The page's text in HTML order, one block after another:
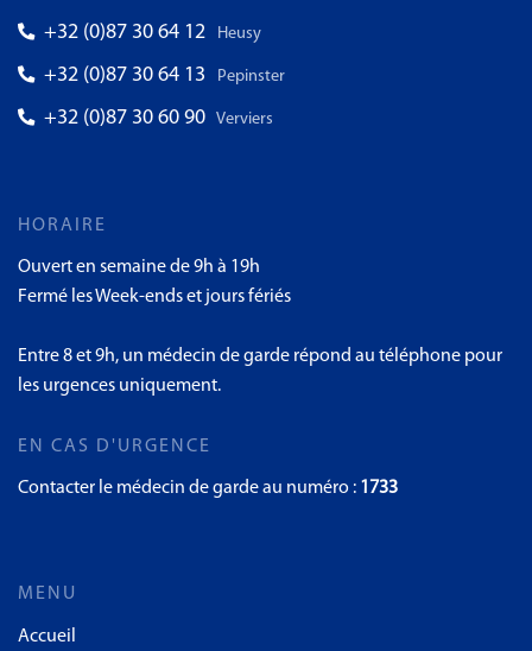
+32 (0)87 30 64 12 Heusy
+32 (0)87 30 64 13 Pepinster
+32 (0)87 30 60 90 Verviers
HORAIRE
Ouvert en semaine de 9h à 19h
Fermé les Week-ends et jours fériés
Entre 8 et 9h, un médecin de garde répond au téléphone pour
les urgences uniquement.
EN CAS D'URGENCE
Contacter le médecin de garde au numéro : 1733
MENU
Accueil